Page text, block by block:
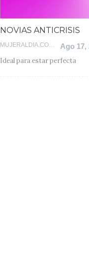
NOVIAS ANTICRISIS
Ago 17,
Ideal para estar perfecta